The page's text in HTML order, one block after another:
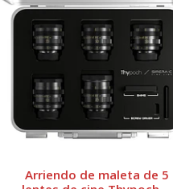
Arriendo de maleta de 5